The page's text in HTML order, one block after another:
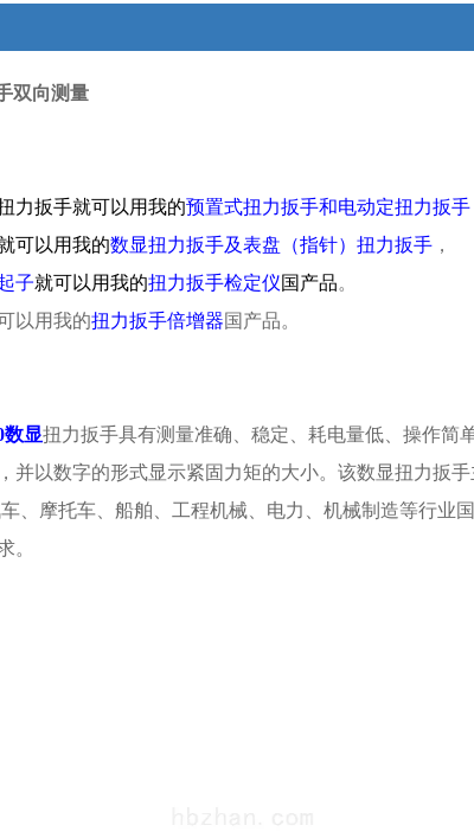
双向测量
力扳手就可以用我的预置式扭力扳手和电动定扭力扳手
可以用我的数显扭力扳手及表盘（指针）扭力扳手 ，
子就可以用我的扭力扳手检定仪国产品。
以用我的扭力扳手倍增器国产品。
数显扭力扳手具有测量准确、稳定、耗电量低、操作简
并以数字的形式显示紧固力矩的大小。该数显扭力扳
、摩托车、船舶、工程机械、电力、机械制造等行业国
。